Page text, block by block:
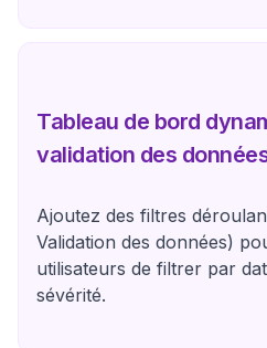
Tableau de bord
validation des
Ajoutez des filtres
Validation des données)
utilisateurs de filtrer par
sévérité.